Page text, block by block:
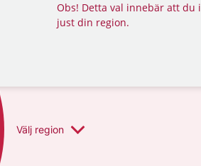
Obs! Detta val innebär att
just din region.
Välj region